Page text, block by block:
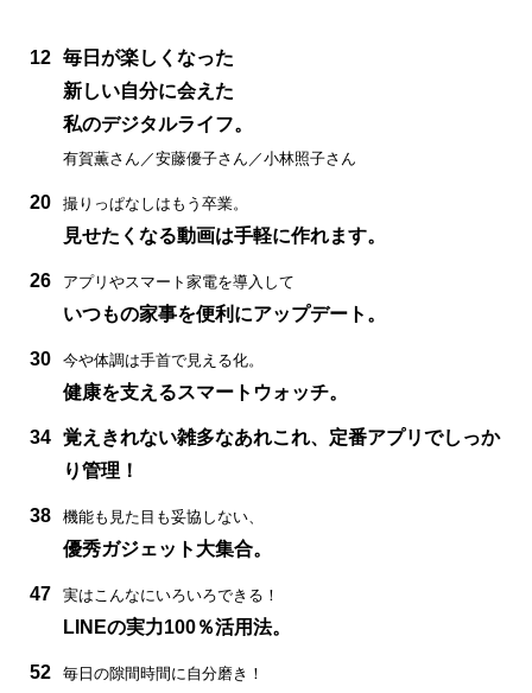
12 毎日が楽しくなった
新しい自分に会えた
私のデジタルライフ。
有賀薫さん／安藤優子さん／小林照子さん
20 撮りっぱなしはもう卒業。
見せたくなる動画は手軽に作れます。
26 アプリやスマート家電を導入して
いつもの家事を便利にアップデート。
30 今や体調は手首で見える化。
健康を支えるスマートウォッチ。
34 覚えきれない雑多なあれこれ、定番アプリでしっか
り管理！
38 機能も見た目も妥協しない、
優秀ガジェット大集合。
47 実はこんなにいろいろできる！
LINEの実力100％活用法。
52 毎日の隙間時間に自分磨き！